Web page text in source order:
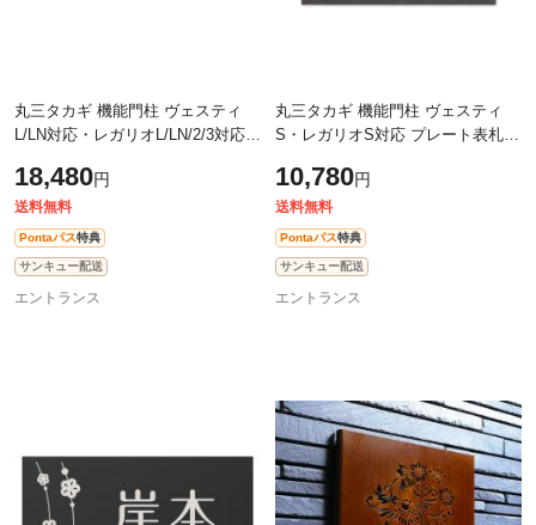
丸三タカギ 機能門柱 ヴェスティ
L/LN対応・レガリオL/LN/2/3対応
幅195mm×高さ54mm
18,480円
送料無料
Pontaパス特典
サンキュー配送
エントランス
丸三タカギ 機能門柱 ヴェスティ
S・レガリオS対応 プレート表札
さ58mm
10,780円
送料無料
Pontaパス特典
サンキュー配送
エントランス